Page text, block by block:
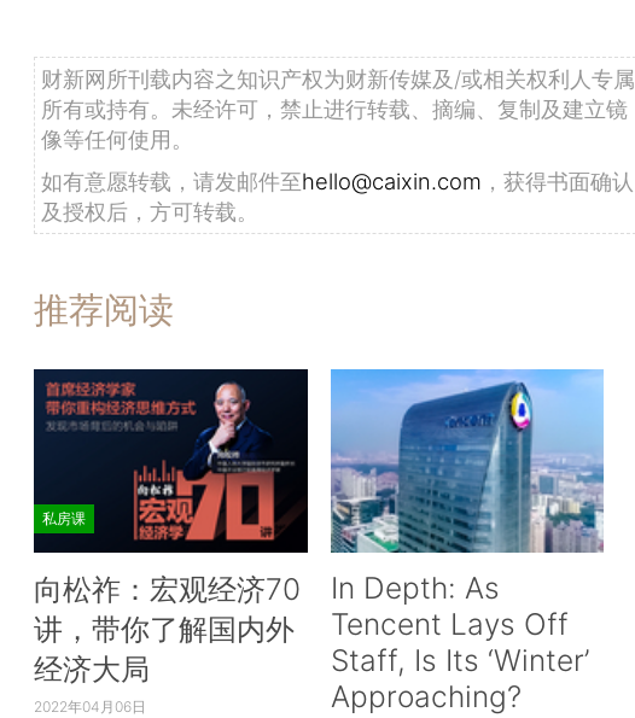
财新网所刊载内容之知识产权为财新传媒及/或相关权利人专属
所有或持有。未经许可，禁止进行转载、摘编、复制及建立镜
像等任何使用。
如有意愿转载，请发邮件至hello@caixin.com ，获得书面确认
及授权后，方可转载。
推荐阅读
私房课
向松祚：宏观经济70
讲，带你了解国内外
经济大局
2022年04月06日
In Depth: As
Tencent Lays Off
Staff, Is Its ‘Winter’
Approaching?